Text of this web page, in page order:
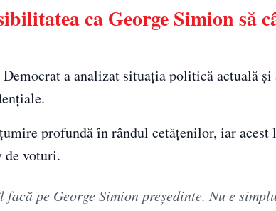
ca George Simion să
a analizat situația politică actuală și
profundă în rândul cetățenilor, iar
de voturi.
pe George Simion președinte. Nu e